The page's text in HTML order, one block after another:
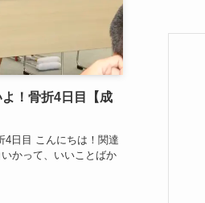
！骨折4日目【成
4日目 こんにちは！関達
かって、いいことばか